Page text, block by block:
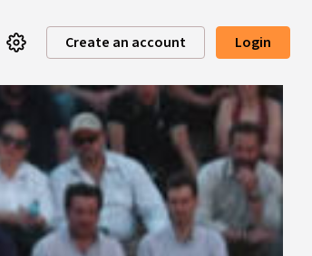
Create an account Login